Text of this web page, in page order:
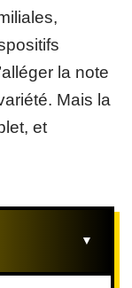
la note
Mais la
et